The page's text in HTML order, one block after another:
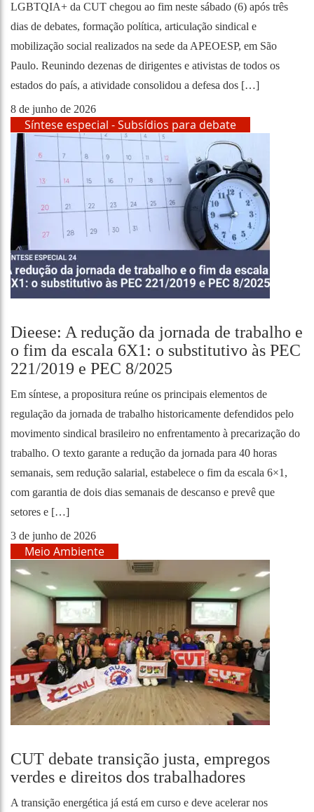
LGBTQIA+ da CUT chegou ao fim neste sábado (6) após três
dias de debates, formação política, articulação sindical e
mobilização social realizados na sede da APEOESP, em São
Paulo. Reunindo dezenas de dirigentes e ativistas de todos os
estados do país, a atividade consolidou a defesa dos […]
8 de junho de 2026
Síntese especial - Subsídios para debate
Dieese: A redução da jornada de trabalho e
o fim da escala 6X1: o substitutivo às PEC
221/2019 e PEC 8/2025
Em síntese, a propositura reúne os principais elementos de
regulação da jornada de trabalho historicamente defendidos pelo
movimento sindical brasileiro no enfrentamento à precarização do
trabalho. O texto garante a redução da jornada para 40 horas
semanais, sem redução salarial, estabelece o fim da escala 6×1,
com garantia de dois dias semanais de descanso e prevê que
setores e […]
3 de junho de 2026
Meio Ambiente
CUT debate transição justa, empregos
verdes e direitos dos trabalhadores
A transição energética já está em curso e deve acelerar nos